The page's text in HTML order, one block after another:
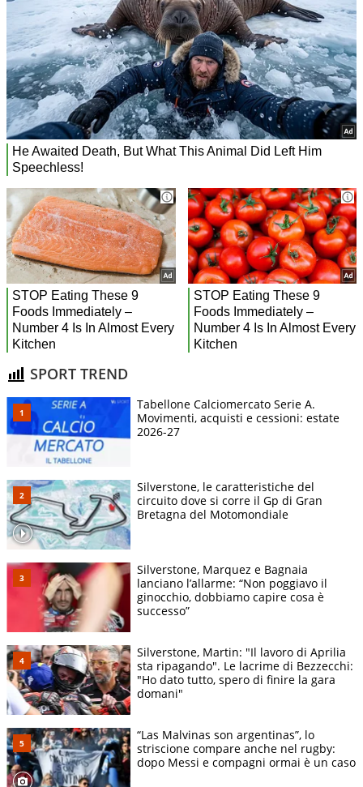
SPORT TREND
Tabellone Calciomercato Serie A.
Movimenti, acquisti e cessioni: estate
2026-27
Silverstone, le caratteristiche del
circuito dove si corre il Gp di Gran
Bretagna del Motomondiale
Silverstone, Marquez e Bagnaia
lanciano l’allarme: “Non poggiavo il
ginocchio, dobbiamo capire cosa è
successo”
Silverstone, Martin: "Il lavoro di Aprilia
sta ripagando". Le lacrime di Bezzecchi:
"Ho dato tutto, spero di finire la gara
domani"
“Las Malvinas son argentinas”, lo
striscione compare anche nel rugby:
dopo Messi e compagni ormai è un caso